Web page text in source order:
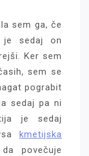
sem ga, če
je sedaj on
Ker sem
sem se
pograbit
sedaj pa ni
je sedaj
kmetijska
povečuje